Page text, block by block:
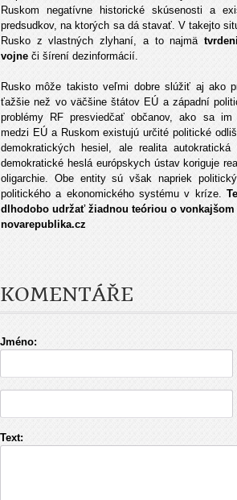
Ruskom negatívne historické skúsenosti a
predsudkov, na ktorých sa dá stavať. V takejto
Rusko z vlastných zlyhaní, a to najmä
vojne či šírení dezinformácií.
Rusko môže takisto veľmi dobre slúžiť aj ako
ťažšie než vo väčšine štátov EÚ a západní
problémy RF presviedčať občanov, ako sa im
medzi EÚ a Ruskom existujú určité politické
demokratických hesiel, ale realita
demokratické heslá európskych ústav koriguje
oligarchie. Obe entity sú však napriek
politického a ekonomického systému v kríze.
dlhodobo udržať žiadnou teóriou o
novarepublika.cz
KOMENTÁŘE
Jméno:
Text: